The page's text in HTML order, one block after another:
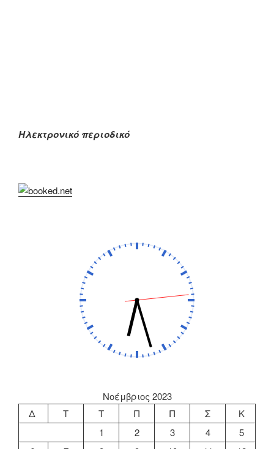
Ηλεκτρονικό περιοδικό
Νοέμβριος 2023
Δ
Τ Τ Π Π Σ
Κ
1
2 3 4
5